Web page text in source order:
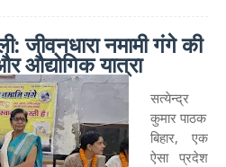
जीवनधारा नमामी गंगे की
औद्योगिक यात्रा
सत्येन्द्र
कुमार पाठक
बिहार, एक
ऐसा प्रदेश